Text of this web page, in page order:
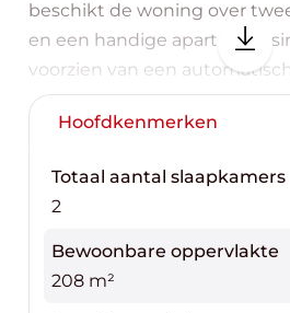
beschikt de woning over
en een handige aparte
voorzien van een automatisch
bewateringssysteem
grondwater, ideaal voor wie
onderhoud. Zin om deze comfortabele en
praktische woning zelf te
Vastgoed voor een bezoek op
Hoofdkenmerken
Totaal aantal slaapkamers
2
Bewoonbare oppervlakte
208 m²